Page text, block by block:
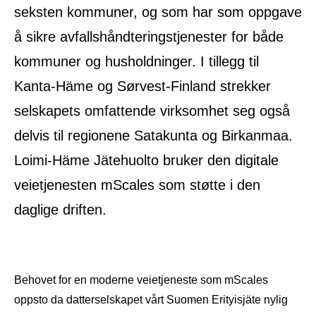
seksten kommuner, og som har som oppgave
å sikre avfallshåndteringstjenester for både
kommuner og husholdninger. I tillegg til
Kanta-Häme og Sørvest-Finland strekker
selskapets omfattende virksomhet seg også
delvis til regionene Satakunta og Birkanmaa.
Loimi-Häme Jätehuolto bruker den digitale
veietjenesten mScales som støtte i den
daglige driften.
Behovet for en moderne veietjeneste som mScales
oppsto da datterselskapet vårt Suomen Erityisjäte nylig